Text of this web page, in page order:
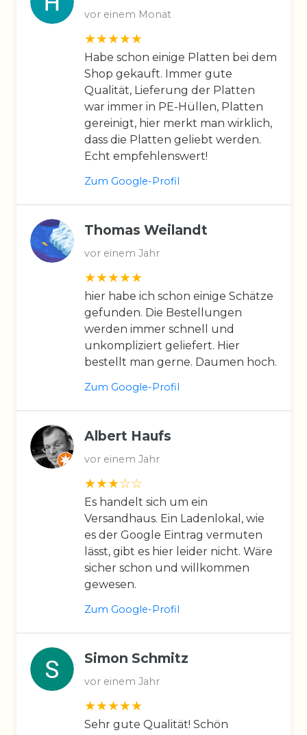
vor einem Monat
Habe schon einige Platten bei dem
Shop gekauft. Immer gute
Qualität, Lieferung der Platten
war immer in PE-Hüllen, Platten
gereinigt, hier merkt man wirklich,
dass die Platten geliebt werden.
Echt empfehlenswert!
Zum Google-Profil
Thomas Weilandt
vor einem Jahr
hier habe ich schon einige Schätze
gefunden. Die Bestellungen
werden immer schnell und
unkompliziert geliefert. Hier
bestellt man gerne. Daumen hoch.
Zum Google-Profil
Albert Haufs
vor einem Jahr
Es handelt sich um ein
Versandhaus. Ein Ladenlokal, wie
es der Google Eintrag vermuten
lässt, gibt es hier leider nicht. Wäre
sicher schon und willkommen
gewesen.
Zum Google-Profil
Simon Schmitz
vor einem Jahr
Sehr gute Qualität! Schön